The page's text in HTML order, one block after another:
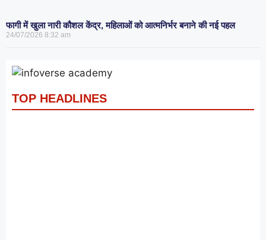
फागी में खुला नारी कौशल केंद्र, महिलाओं को आत्मनिर्भर बनाने की नई पहल
24/07/2026 8:32 am
TOP HEADLINES